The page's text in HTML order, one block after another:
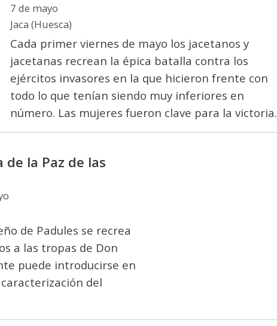
7 de mayo
Jaca (Huesca)
Cada primer viernes de mayo los jacetanos y
jacetanas recrean la épica batalla contra los
ejércitos invasores en la que hicieron frente con
todo lo que tenían siendo muy inferiores en
número. Las mujeres fueron clave para la victoria.
la Paz de las
de Padules se recrea
a las tropas de Don
puede introducirse en
del